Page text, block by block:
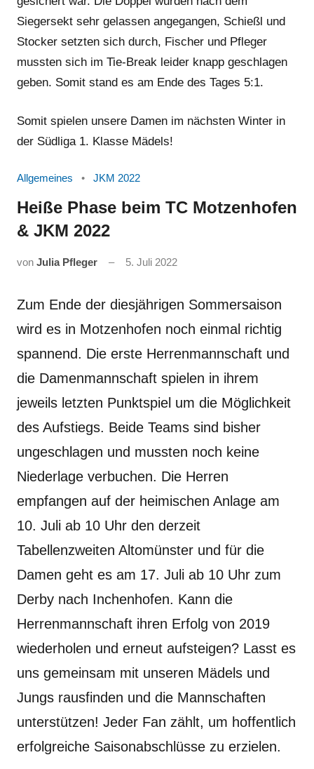
Siegersekt sehr gelassen angegangen, Schießl und
Stocker setzten sich durch, Fischer und Pfleger
mussten sich im Tie-Break leider knapp geschlagen
geben. Somit stand es am Ende des Tages 5:1.
Somit spielen unsere Damen im nächsten Winter in
der Südliga 1. Klasse Mädels!
Allgemeines JKM 2022
Heiße Phase beim TC Motzenhofen
& JKM 2022
von Julia Pfleger 5. Juli 2022
Zum Ende der diesjährigen Sommersaison
wird es in Motzenhofen noch einmal richtig
spannend. Die erste Herrenmannschaft und
die Damenmannschaft spielen in ihrem
jeweils letzten Punktspiel um die Möglichkeit
des Aufstiegs. Beide Teams sind bisher
ungeschlagen und mussten noch keine
Niederlage verbuchen. Die Herren
empfangen auf der heimischen Anlage am
10. Juli ab 10 Uhr den derzeit
Tabellenzweiten Altomünster und für die
Damen geht es am 17. Juli ab 10 Uhr zum
Derby nach Inchenhofen. Kann die
Herrenmannschaft ihren Erfolg von 2019
wiederholen und erneut aufsteigen? Lasst es
uns gemeinsam mit unseren Mädels und
Jungs rausfinden und die Mannschaften
unterstützen! Jeder Fan zählt, um hoffentlich
erfolgreiche Saisonabschlüsse zu erzielen.